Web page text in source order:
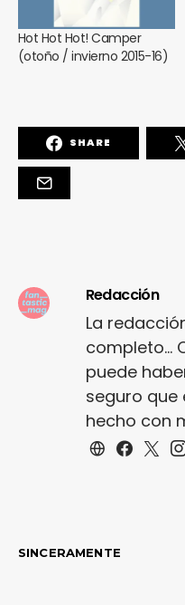
Hot Hot Hot! Camper
(otoño / invierno 2015-16)
SHARE
Redacción
La
completo...
puede
seguro que
hecho con
SINCERAMENTE